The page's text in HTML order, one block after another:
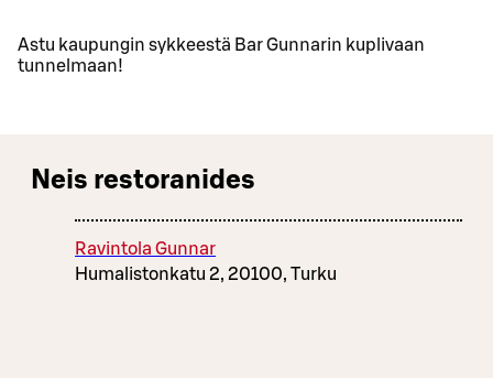
Astu kaupungin sykkeestä Bar Gunnarin kuplivaan
tunnelmaan!
Neis restoranides
Ravintola Gunnar
Humalistonkatu 2, 20100, Turku